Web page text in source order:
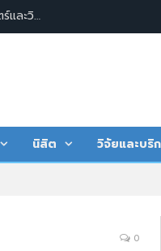
ผู้ช่วยศาสตราจารย์ ดร.วรวิทย์ กุลตังวัฒนา #คณบดีคณะศิลปศาสตร์และวิทยาการจัดการ พร้อมด้วยคณะผู้บริหาร บุคลากร และนิสิต คณะศิลปศาสตร์และวิทยาการจัดการ มหาวิทยาลัยเกษตรศาสตร์ วิทยาเขตเฉลิมพระเกียรติ จังหวัดสกลนคร ร่วมพิธีวางพานพุ่มถวายพระพรชัยมงคล และลงนามถวายพระพรเนื่องในโอกาสมหามงคลเฉลิมพระชนมพรรษา ๗๔ พรรษา พระบาทสมเด็จพระปรเมนทรรามาธิบดีศรีสินทร มหาวชิราลงกรณ พระวชิรเกล้าเจ้าอยู่หัว
นิสิต วิจัยและบริก
0